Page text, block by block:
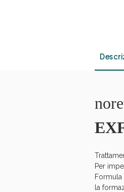
Per
la